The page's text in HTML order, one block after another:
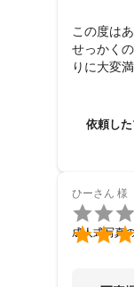
この度は
せっかく
りに大変
とうござ
依頼した
ひーさん 様
成人式写真